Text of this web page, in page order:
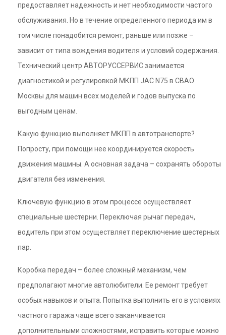
предоставляет надежность и нет необходимости частого
обслуживания. Но в течение определенного периода им в
том числе понадобится ремонт, раньше или позже –
зависит от типа вождения водителя и условий содержания.
Технический центр АВТОРУССЕРВИС занимается
диагностикой и регулировкой МКПП JAC N75 в СВАО
Москвы для машин всех моделей и годов выпуска по
выгодным ценам.
Какую функцию выполняет МКПП в автотранспорте?
Попросту, при помощи нее координируется скорость
движения машины. А основная задача – сохранять обороты
двигателя без изменения.
Ключевую функцию в этом процессе осуществляет
специальные шестерни. Переключая рычаг передач,
водитель при этом осуществляет переключение шестерных
пар.
Коробка передач – более сложный механизм, чем
предполагают многие автолюбители. Ее ремонт требует
особых навыков и опыта. Попытка выполнить его в условиях
частного гаража чаще всего заканчивается
дополнительными сложностями, исправить которые можно